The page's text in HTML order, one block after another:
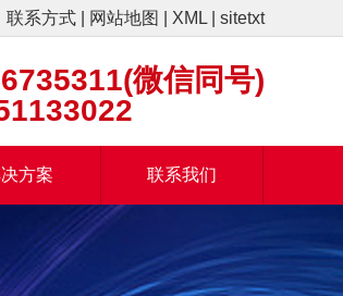
联系方式 网站地图 XML sitetxt
微信同号)
方案 联系我们